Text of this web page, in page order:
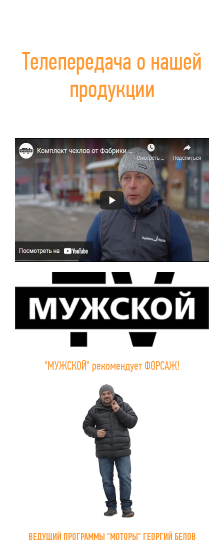
Телепередача о нашей
продукции
"МУЖСКОЙ" рекомендует ФОРСАЖ!
ВЕДУЩИЙ ПРОГРАММЫ "МОТОРЫ" ГЕОРГИЙ БЕЛОВ